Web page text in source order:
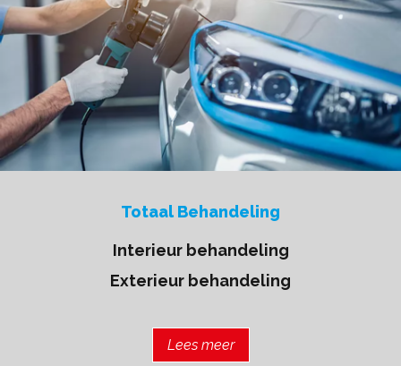
Totaal Behandeling
Interieur behandeling
Exterieur behandeling
Lees meer